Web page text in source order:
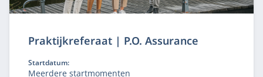
Praktijkreferaat | P.O. Assurance
Startdatum:
Meerdere startmomenten